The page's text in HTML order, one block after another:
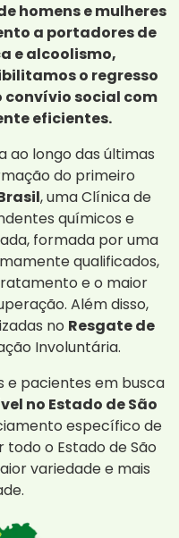
homens e mulheres
a portadores de
e alcoolismo,
o regresso
convívio social com
eficientes.
ao longo das últimas
do primeiro
, uma Clínica de
químicos e
formada por uma
qualificados,
e o maior
Além disso,
no Resgate de
Involuntária.
e pacientes em busca
no Estado de São
específico de
o Estado de São
variedade e mais